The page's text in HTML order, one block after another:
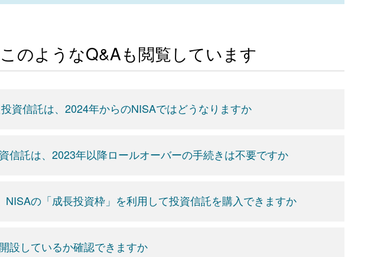
のようなQ&Aも閲覧しています
資信託は、2024年からのNISAではどうなりますか
信託は、2023年以降ロールオーバーの手続きは不要ですか
NISAの「成長投資枠」を利用して投資信託を購入できますか
設しているか確認できますか